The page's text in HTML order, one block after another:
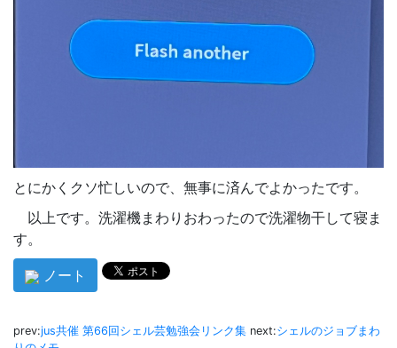
とにかくクソ忙しいので、無事に済んでよかったです。
以上です。洗濯機まわりおわったので洗濯物干して寝ま
す。
ノート
prev:jus共催 第66回シェル芸勉強会リンク集 next:シェルのジョブまわ